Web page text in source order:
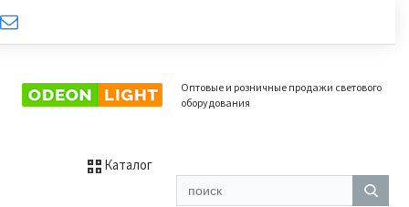
Оптовые и розничные продажи светового
оборудования
Каталог